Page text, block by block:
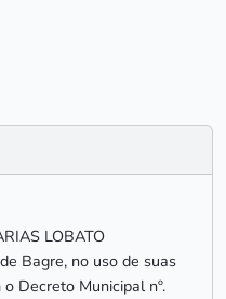
LOBATO
Bagre, no uso de suas
Decreto Municipal nº.